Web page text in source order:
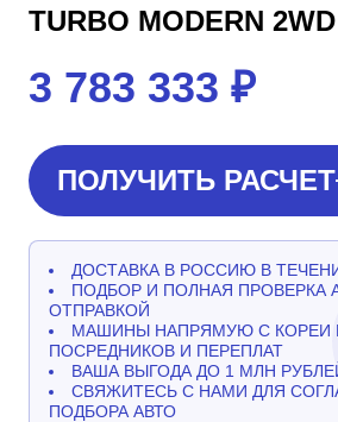
TURBO MODERN 2WD
3 783 333 ₽
ПОЛУЧИТЬ РАСЧЕТ
ДОСТАВКА В РОССИЮ В
ПОДБОР И ПОЛНАЯ ПРОВЕРКА
ОТПРАВКОЙ
МАШИНЫ НАПРЯМУЮ С КОРЕИ
ПОСРЕДНИКОВ И ПЕРЕПЛАТ
ВАША ВЫГОДА ДО 1 МЛН
СВЯЖИТЕСЬ С НАМИ ДЛЯ
ПОДБОРА АВТО